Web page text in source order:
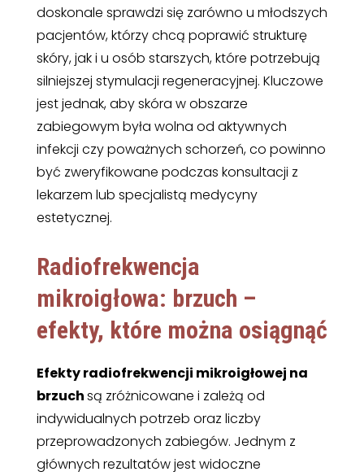
doskonale sprawdzi się zarówno u młodszych
pacjentów, którzy chcą poprawić strukturę
skóry, jak i u osób starszych, które potrzebują
silniejszej stymulacji regeneracyjnej. Kluczowe
jest jednak, aby skóra w obszarze
zabiegowym była wolna od aktywnych
infekcji czy poważnych schorzeń, co powinno
być zweryfikowane podczas konsultacji z
lekarzem lub specjalistą medycyny
estetycznej.
Radiofrekwencja
mikroigłowa: brzuch –
efekty, które można osiągnąć
Efekty radiofrekwencji mikroigłowej na
brzuchsą zróżnicowane i zależą od
indywidualnych potrzeb oraz liczby
przeprowadzonych zabiegów. Jednym z
głównych rezultatów jest widoczne